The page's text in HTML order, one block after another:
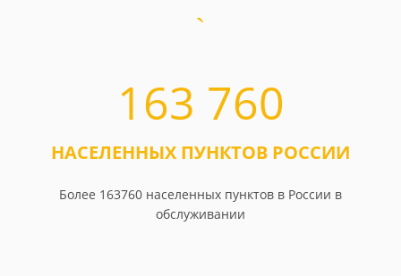
163 760
НАСЕЛЕННЫХ ПУНКТОВ РОССИИ
Более 163760 населенных пунктов в России в
обслуживании